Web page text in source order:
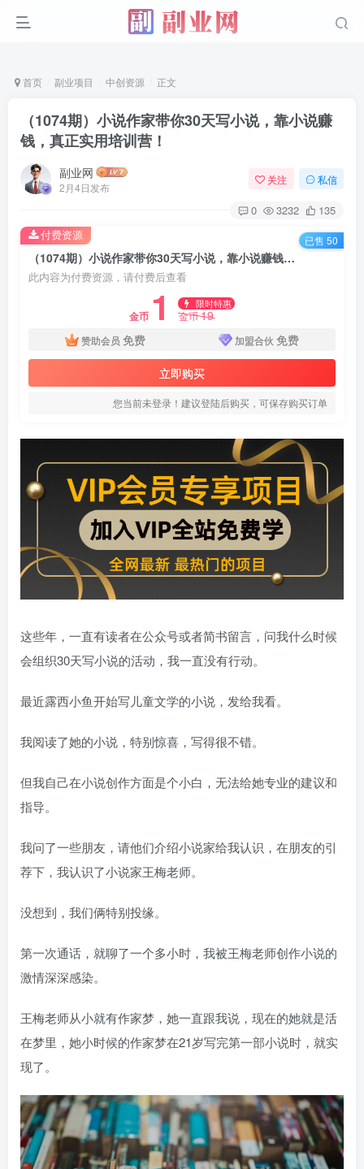
首页 副业项目 中创资源 正文
（1074期）小说作家带你30天写小说，靠小说赚
钱，真正实用培训营！
副业网
2月4日发布
关注 私信
0 3232 135
（1074期）小说作家带你30天写小说，靠小说赚钱，真正实用培训营！
此内容为付费资源，请付费后查看
金币 1 限时特惠
金币19
赞助会员 免费 加盟合伙 免费
立即购买
您当前未登录！建议登陆后购买，可保存购买订单
付费资源 已售 50
这些年，一直有读者在公众号或者简书留言，问我什么时候
会组织30天写小说的活动，我一直没有行动。
最近露西小鱼开始写儿童文学的小说，发给我看。
我阅读了她的小说，特别惊喜，写得很不错。
但我自己在小说创作方面是个小白，无法给她专业的建议和
指导。
我问了一些朋友，请他们介绍小说家给我认识，在朋友的引
荐下，我认识了小说家王梅老师。
没想到，我们俩特别投缘。
第一次通话，就聊了一个多小时，我被王梅老师创作小说的
激情深深感染。
王梅老师从小就有作家梦，她一直跟我说，现在的她就是活
在梦里，她小时候的作家梦在21岁写完第一部小说时，就实
现了。